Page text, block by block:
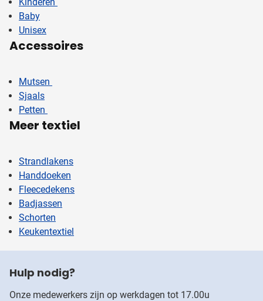
Baby
Unisex
Accessoires
Mutsen
Sjaals
Petten
Meer textiel
Strandlakens
Handdoeken
Fleecedekens
Badjassen
Schorten
Keukentextiel
Hulp nodig?
Onze medewerkers zijn op werkdagen tot 17.00u